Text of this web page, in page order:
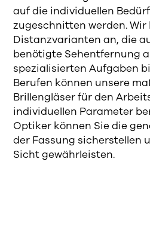
auf die individuellen
zugeschnitten werden. Wir
Distanzvarianten an, die
benötigte Sehentfernung
spezialisierten Aufgaben
Berufen können unsere
Brillengläser für den
individuellen Parameter
Optiker können Sie die
der Fassung sicherstellen
Sicht gewährleisten.